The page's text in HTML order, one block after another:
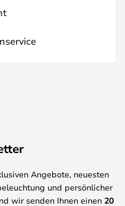
Angebote, neuesten
und persönlicher
wir senden Ihnen einen 20